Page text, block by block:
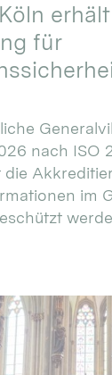
für
nach ISO
im